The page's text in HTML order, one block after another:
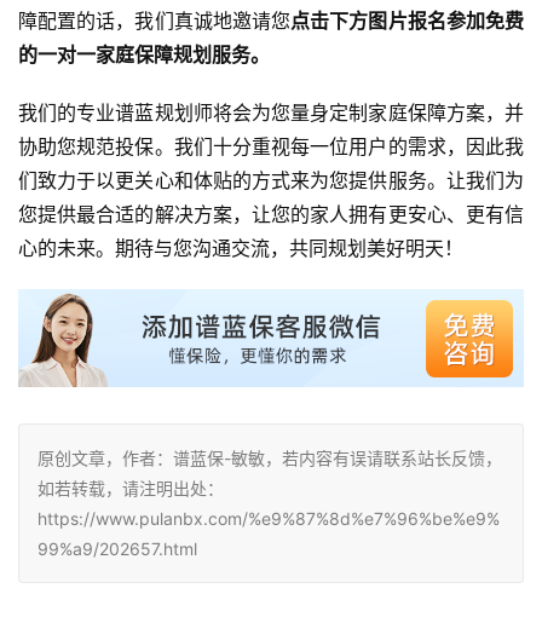
障配置的话，我们真诚地邀请您点击下方图片报名参加免费
的一对一家庭保障规划服务。
我们的专业谱蓝规划师将会为您量身定制家庭保障方案，并
协助您规范投保。我们十分重视每一位用户的需求，因此我
们致力于以更关心和体贴的方式来为您提供服务。让我们为
您提供最合适的解决方案，让您的家人拥有更安心、更有信
心的未来。期待与您沟通交流，共同规划美好明天！
原创文章，作者：谱蓝保-敏敏，若内容有误请联系站长反馈，
如若转载，请注明出处：
https://www.pulanbx.com/%e9%87%8d%e7%96%be%e9%
99%a9/202657.html